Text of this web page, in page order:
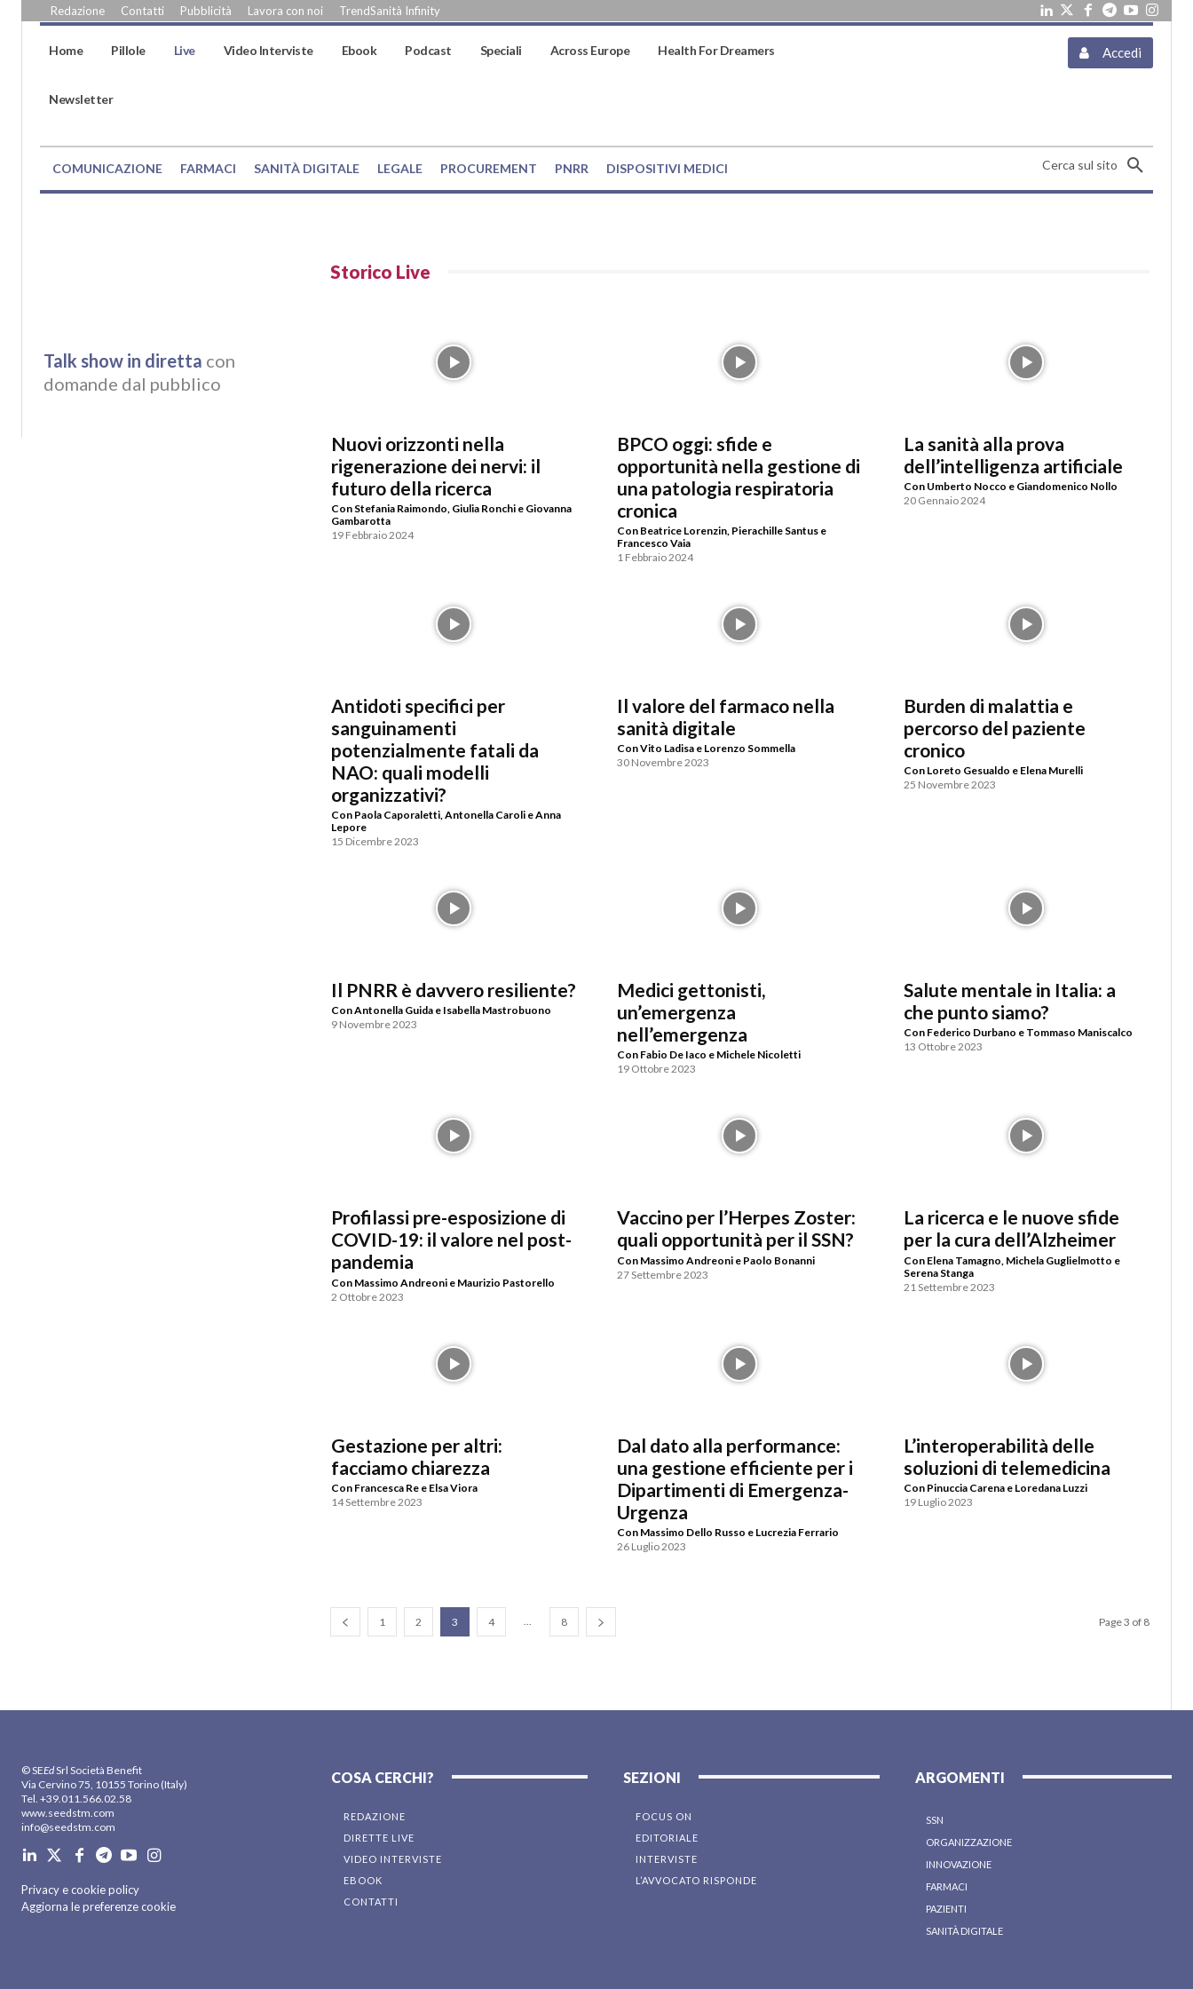
Redazione Contatti Pubblicità Lavora con noi TrendSanità Infinity
Home Pillole Live Video Interviste Ebook Podcast Speciali Across Europe Health For Dreamers
Newsletter
Accedi
COMUNICAZIONE FARMACI SANITÀ DIGITALE LEGALE PROCUREMENT PNRR DISPOSITIVI MEDICI Cerca sul sito
Talk show in diretta con
domande dal pubblico
Storico Live
Nuovi orizzonti nella
rigenerazione dei nervi: il
futuro della ricerca
Con Stefania Raimondo, Giulia Ronchi e Giovanna
Gambarotta
19 Febbraio 2024
BPCO oggi: sfide e
opportunità nella gestione di
una patologia respiratoria
cronica
Con Beatrice Lorenzin, Pierachille Santus e
Francesco Vaia
1 Febbraio 2024
La sanità alla prova
dell’intelligenza artificiale
Con Umberto Nocco e Giandomenico Nollo
20 Gennaio 2024
Antidoti specifici per
sanguinamenti
potenzialmente fatali da
NAO: quali modelli
organizzativi?
Con Paola Caporaletti, Antonella Caroli e Anna
Lepore
15 Dicembre 2023
Il valore del farmaco nella
sanità digitale
Con Vito Ladisa e Lorenzo Sommella
30 Novembre 2023
Burden di malattia e
percorso del paziente
cronico
Con Loreto Gesualdo e Elena Murelli
25 Novembre 2023
Il PNRR è davvero resiliente?
Con Antonella Guida e Isabella Mastrobuono
9 Novembre 2023
Medici gettonisti,
un’emergenza
nell’emergenza
Con Fabio De Iaco e Michele Nicoletti
19 Ottobre 2023
Salute mentale in Italia: a
che punto siamo?
Con Federico Durbano e Tommaso Maniscalco
13 Ottobre 2023
Profilassi pre-esposizione di
COVID-19: il valore nel post-
pandemia
Con Massimo Andreoni e Maurizio Pastorello
2 Ottobre 2023
Vaccino per l’Herpes Zoster:
quali opportunità per il SSN?
Con Massimo Andreoni e Paolo Bonanni
27 Settembre 2023
La ricerca e le nuove sfide
per la cura dell’Alzheimer
Con Elena Tamagno, Michela Guglielmotto e
Serena Stanga
21 Settembre 2023
Gestazione per altri:
facciamo chiarezza
Con Francesca Re e Elsa Viora
14 Settembre 2023
Dal dato alla performance:
una gestione efficiente per i
Dipartimenti di Emergenza-
Urgenza
Con Massimo Dello Russo e Lucrezia Ferrario
26 Luglio 2023
L’interoperabilità delle
soluzioni di telemedicina
Con Pinuccia Carena e Loredana Luzzi
19 Luglio 2023
1 2 3 4 8 Page 3 of 8
© SEEdSrl Società Benefit
Via Cervino 75, 10155 Torino (Italy)
Tel. +39.011.566.02.58
www.seedstm.com
info@seedstm.com
Privacy e cookie policy
Aggiorna le preferenze cookie
COSA CERCHI?
REDAZIONE
DIRETTE LIVE
VIDEO INTERVISTE
EBOOK
CONTATTI
SEZIONI
FOCUS ON
EDITORIALE
INTERVISTE
L’AVVOCATO RISPONDE
ARGOMENTI
SSN
ORGANIZZAZIONE
INNOVAZIONE
FARMACI
PAZIENTI
SANITÀ DIGITALE